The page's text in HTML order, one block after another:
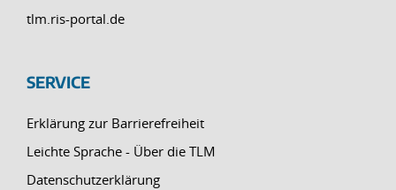
tlm.ris-portal.de
SERVICE
Erklärung zur Barrierefreiheit
Leichte Sprache - Über die TLM
Datenschutzerklärung